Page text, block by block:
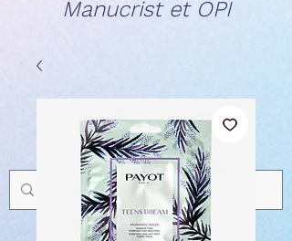
Manucrist et OPI